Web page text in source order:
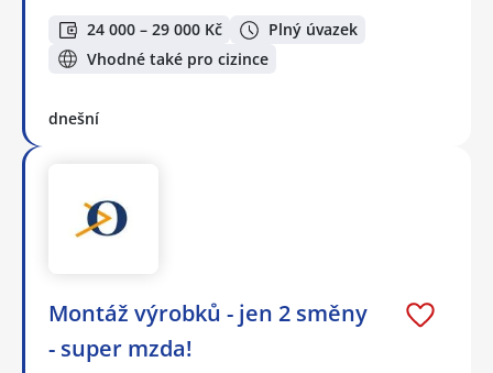
24 000 – 29 000 Kč
Plný úvazek
Vhodné také pro cizince
dnešní
Montáž výrobků - jen 2 směny
- super mzda!